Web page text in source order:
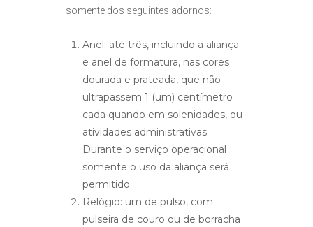
somente dos seguintes adornos:
Anel: até três, incluindo a aliança
e anel de formatura, nas cores
dourada e prateada, que não
ultrapassem 1 (um) centímetro
cada quando em solenidades, ou
atividades administrativas.
Durante o serviço operacional
somente o uso da aliança será
permitido.
Relógio: um de pulso, com
pulseira de couro ou de borracha